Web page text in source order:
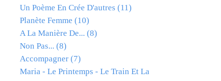
Un Poème En Crée D'autres (11)
Planète Femme (10)
A La Manière De... (8)
Non Pas... (8)
Accompagner (7)
Maria - Le Printemps - Le Train Et La